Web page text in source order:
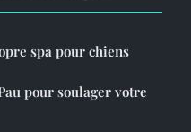
spa pour chiens
pour soulager votre